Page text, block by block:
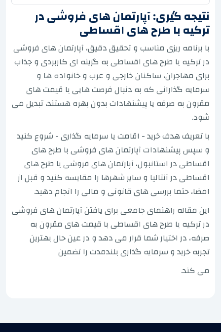
نتیجه گیری: آپارتمان های فروشی در
ترکیه با طرح های اقساطی
با برنامه ریزی مناسب و تحقیق دقیق، آپارتمان های فروشی
در ترکیه با طرح های اقساطی به گزینه ای کاربردی و جذاب
برای مهاجران، ساکنان خارجی و عرب و خانواده ها و
سرمایه گذارانی که به دنبال فرصت هایی با قیمت های
مقرون به صرفه یا پیشنهادات بدون بهره هستند، تبدیل می
شود.
با تعریف هدف خرید - اقامت یا سرمایه گذاری - شروع کنید
و سپس پیشنهادات آپارتمان های فروشی با طرح های
اقساطی در استانبول، آپارتمان های فروشی با طرح های
اقساطی در آنتالیا و سایر شهرها را مقایسه کنید و قبل از
امضا، حتما بررسی های قانونی و مالی را انجام دهید.
این مقاله راهنمای جامعی برای یافتن آپارتمان های فروشی
در ترکیه با طرح های اقساطی با قیمت های مقرون به
صرفه، در اختیار شما قرار می دهد و در عین حال بهترین
تجربه خرید و سرمایه گذاری بلندمدت را تضمین
می کند.